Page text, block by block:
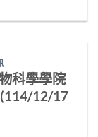
科學學院
12/17